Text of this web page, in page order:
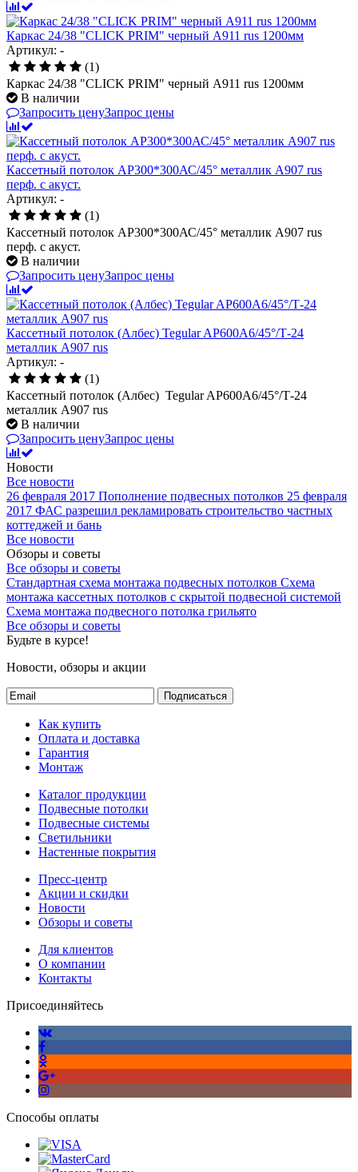
Каркас 24/38 "CLICK PRIM" черный А911 rus 1200мм
Артикул: -
(1)
Каркас 24/38 "CLICK PRIM" черный А911 rus 1200мм
В наличии
Запросить ценуЗапрос цены
Кассетный потолок AP300*300АС/45° металлик А907 rus
перф. с акуст.
Артикул: -
(1)
Кассетный потолок AP300*300АС/45° металлик А907 rus
перф. с акуст.
В наличии
Запросить ценуЗапрос цены
Кассетный потолок (Албес) Tegular AP600A6/45°/Т-24
металлик А907 rus
Артикул: -
(1)
Кассетный потолок (Албес) Tegular AP600A6/45°/Т-24
металлик А907 rus
В наличии
Запросить ценуЗапрос цены
Новости
Все новости
26 февраля 2017 Пополнение подвесных потолков 25 февраля
2017 ФАС разрешил рекламировать строительство частных
коттеджей и бань
Все новости
Обзоры и советы
Все обзоры и советы
Стандартная схема монтажа подвесных потолков Схема
монтажа кассетных потолков с скрытой подвесной системой
Схема монтажа подвесного потолка грильято
Все обзоры и советы
Будьте в курсе!
Новости, обзоры и акции
Подписаться
Как купить
Оплата и доставка
Гарантия
Монтаж
Каталог продукции
Подвесные потолки
Подвесные системы
Светильники
Настенные покрытия
Пресс-центр
Акции и скидки
Новости
Обзоры и советы
Для клиентов
О компании
Контакты
Присоединяйтесь
Способы оплаты